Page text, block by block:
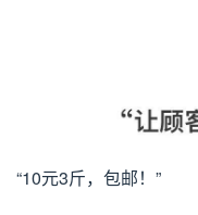
“10元3斤，包邮！”